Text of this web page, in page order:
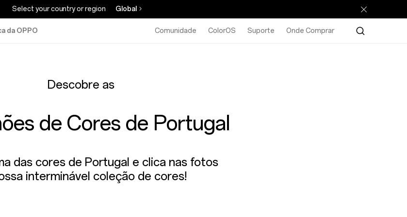
Select your country or region Global
da OPPO Comunidade ColorOS Suporte Onde Comprar
Descobre as
de Cores de Portugal
das cores de Portugal e clica nas fotos
interminável coleção de cores!